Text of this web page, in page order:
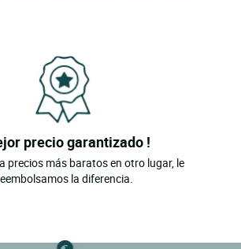
precio garantizado !
precios más baratos en otro lugar, le
la diferencia.